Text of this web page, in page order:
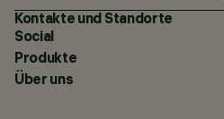
Kontakte und Standorte
Social
Produkte
Über uns